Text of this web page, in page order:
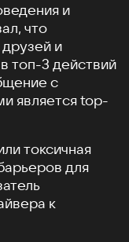
и
что
и
топ-3 действий
с
является top-
токсичная
для
к